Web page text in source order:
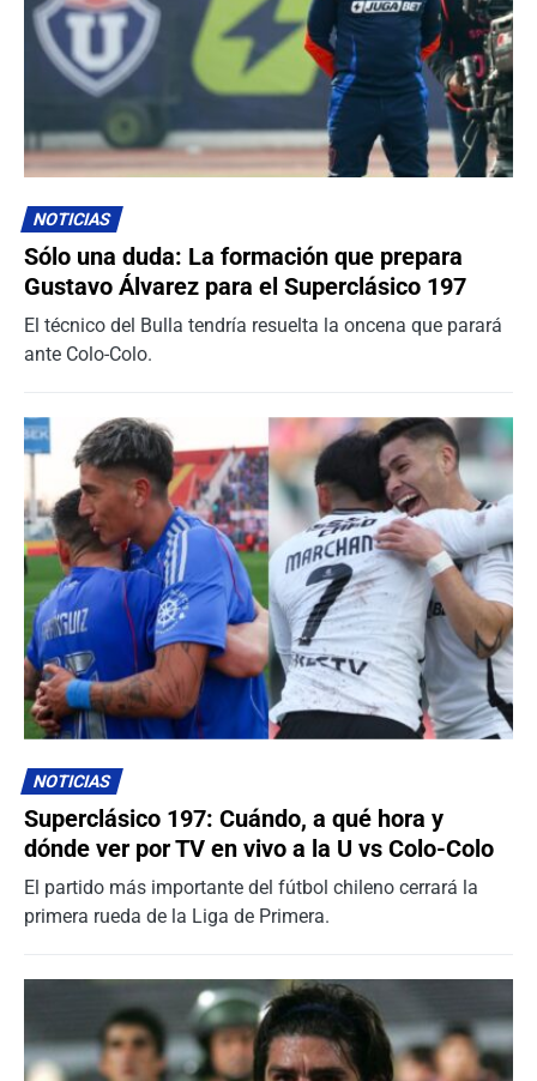
NOTICIAS
Sólo una duda: La formación que prepara
Gustavo Álvarez para el Superclásico 197
El técnico del Bulla tendría resuelta la oncena que parará
ante Colo-Colo.
NOTICIAS
Superclásico 197: Cuándo, a qué hora y
dónde ver por TV en vivo a la U vs Colo-Colo
El partido más importante del fútbol chileno cerrará la
primera rueda de la Liga de Primera.